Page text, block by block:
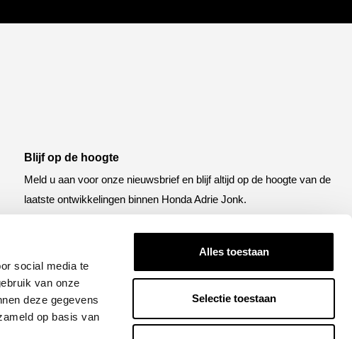
social media te
van onze
deze gegevens
op basis van
Alles toestaan
Selectie toestaan
Blijf op de hoogte
Meld u aan voor onze nieuwsbrief en blijf altijd op de hoogte van de
laatste ontwikkelingen binnen Honda Adrie Jonk.
mailadres